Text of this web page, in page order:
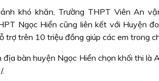
khó khăn, Trường THPT Viên An
Ngọc Hiển cũng liên kết với Huyện
trợ trên 10 triệu đồng giúp các em trong
bàn huyện Ngọc Hiển chọn khối thi là